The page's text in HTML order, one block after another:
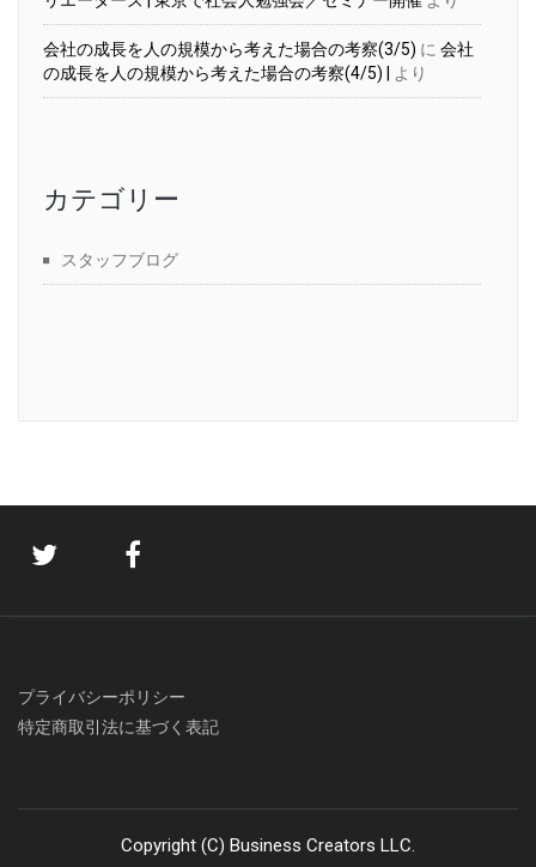
会社の成長を人の規模から考えた場合の考察(3/5) に 会社
の成長を人の規模から考えた場合の考察(4/5) |
より
カテゴリー
スタッフブログ
プライバシーポリシー
特定商取引法に基づく表記
Copyright (C) Business Creators LLC.